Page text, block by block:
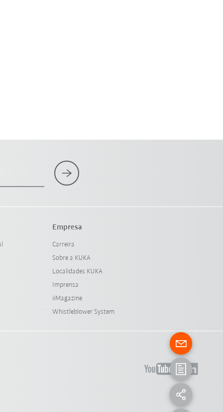
Empresa
Carreira
Sobre a KUKA
Localidades KUKA
Imprensa
iiMagazine
Whistleblower System